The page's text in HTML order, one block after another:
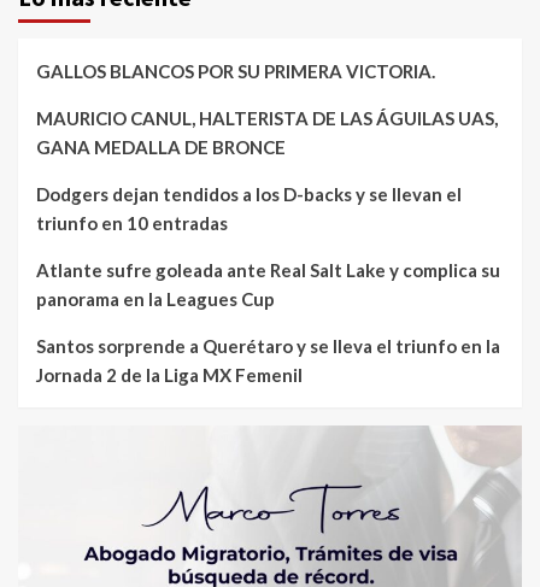
GALLOS BLANCOS POR SU PRIMERA VICTORIA.
MAURICIO CANUL, HALTERISTA DE LAS ÁGUILAS UAS,
GANA MEDALLA DE BRONCE
Dodgers dejan tendidos a los D-backs y se llevan el
triunfo en 10 entradas
Atlante sufre goleada ante Real Salt Lake y complica su
panorama en la Leagues Cup
Santos sorprende a Querétaro y se lleva el triunfo en la
Jornada 2 de la Liga MX Femenil